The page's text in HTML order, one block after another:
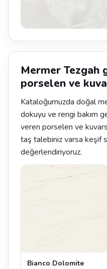
Mermer Tezgah
porselen ve
Kataloğumuzda doğal
dokuyu ve rengi bakım
veren porselen ve
taş talebiniz varsa keşif
değerlendiriyoruz.
Bianco Dolomite